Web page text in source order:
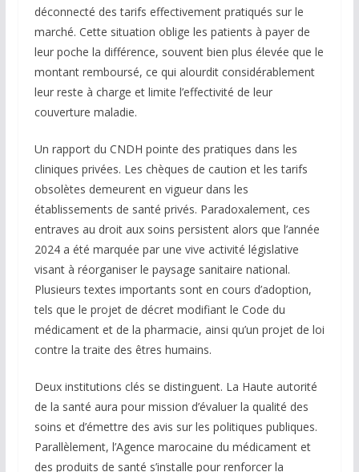
déconnecté des tarifs effectivement pratiqués sur le
marché. Cette situation oblige les patients à payer de
leur poche la différence, souvent bien plus élevée que le
montant remboursé, ce qui alourdit considérablement
leur reste à charge et limite l’effectivité de leur
couverture maladie.
Un rapport du CNDH pointe des pratiques dans les
cliniques privées. Les chèques de caution et les tarifs
obsolètes demeurent en vigueur dans les
établissements de santé privés. Paradoxalement, ces
entraves au droit aux soins persistent alors que l’année
2024 a été marquée par une vive activité législative
visant à réorganiser le paysage sanitaire national.
Plusieurs textes importants sont en cours d’adoption,
tels que le projet de décret modifiant le Code du
médicament et de la pharmacie, ainsi qu’un projet de loi
contre la traite des êtres humains.
Deux institutions clés se distinguent. La Haute autorité
de la santé aura pour mission d’évaluer la qualité des
soins et d’émettre des avis sur les politiques publiques.
Parallèlement, l’Agence marocaine du médicament et
des produits de santé s’installe pour renforcer la